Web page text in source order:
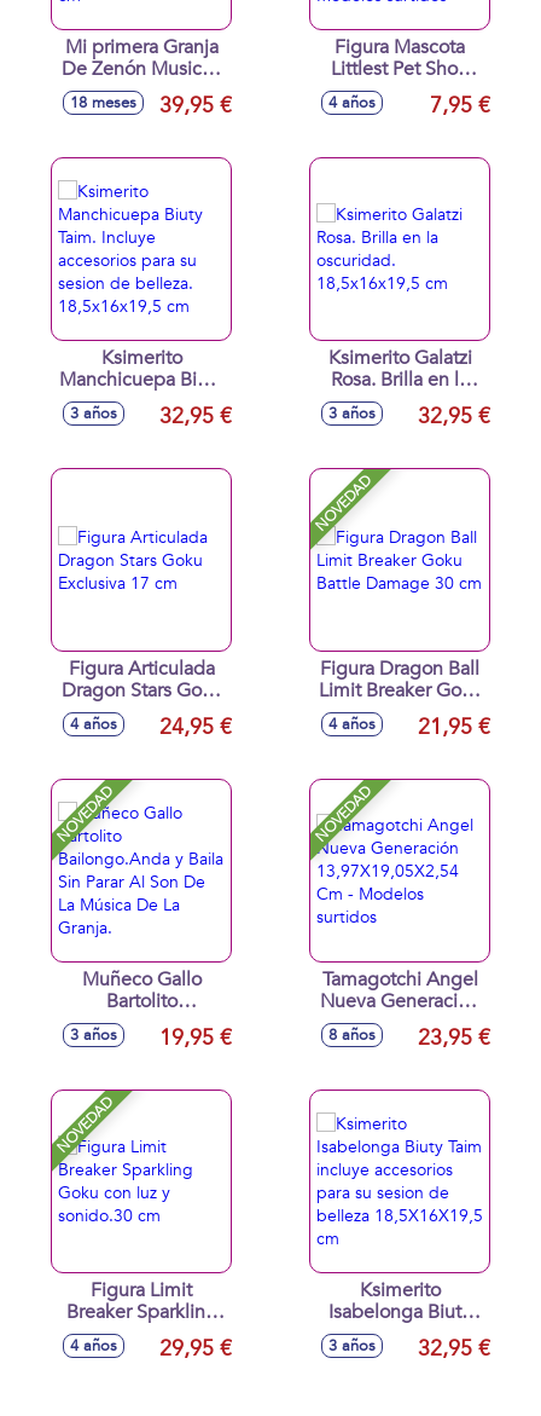
Mi primera Granja
De Zenón Musical.
Maletin de peluche
con diferentes
22,5x25x21 cm
18 meses 39,95 €
Figura Mascota
Littlest Pet Shop
Pet Nooks. Incluye
1 mascota,set
accesorios. -
4 años 7,95 €
Ksimerito
Manchicuepa Biuty
Taim. Incluye
accesorios para su
18,5x16x19,5 cm
3 años 32,95 €
Ksimerito Galatzi
Rosa. Brilla en la
oscuridad.
18,5x16x19,5 cm
3 años 32,95 €
Figura Articulada
Dragon Stars Goku
Exclusiva 17 cm
4 años 24,95 €
NOVEDAD
Figura Dragon Ball
Limit Breaker Goku
Battle Damage 30
4 años 21,95 €
NOVEDAD
Muñeco Gallo
Bartolito
Bailongo.Anda y
Baila Sin Parar Al
De La Granja.
3 años 19,95 €
NOVEDAD
Tamagotchi Angel
Nueva Generación
13,97X19,05X2,54
Cm - Modelos
8 años 23,95 €
NOVEDAD
Figura Limit
Breaker Sparkling
Goku con luz y
sonido.30 cm
4 años 29,95 €
Ksimerito
Isabelonga Biuty
Taim incluye
accesorios para su
3 años 32,95 €